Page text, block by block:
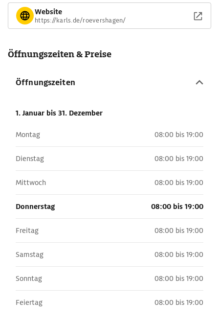
Website
https://karls.de/roevershagen/
Öffnungszeiten & Preise
Öffnungszeiten
1. Januar bis 31. Dezember
Montag 08:00 bis 19:00
Dienstag 08:00 bis 19:00
Mittwoch 08:00 bis 19:00
Donnerstag 08:00 bis 19:00
Freitag 08:00 bis 19:00
Samstag 08:00 bis 19:00
Sonntag 08:00 bis 19:00
Feiertag 08:00 bis 19:00